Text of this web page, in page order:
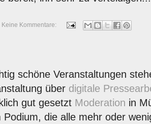
Keine Kommentare:
schöne Veranstaltungen
über digitale
gut gesetzt Moderation in
Podium, die alle mehr oder